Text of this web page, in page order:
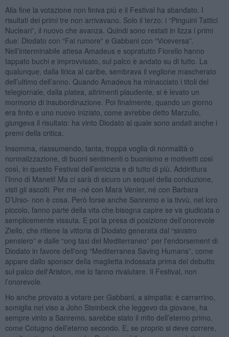
Alla fine la votazione non finiva più e il Festival ha sbandato. I
risultati dei primi tre non arrivavano. Solo il terzo: i “Pinguini Tattici
Nucleari”, il nuovo che avanza. Quindi sono restati in lizza i primi
due: Diodato con “Fai rumore” e Gabbani con “Viceversa”.
Nell’interminabile attesa Amadeus e sopratutto Fiorello hanno
tappato buchi e improvvisato, sul palco è andato su di tutto. La
qualunque, dalla lirica al caribe, sembrava il veglione mascherato
dell’ultimo dell’anno. Quando Amadeus ha minacciato i titoli del
telegiornale, dalla platea, altrimenti plaudente, si è levato un
mormorio di insubordinazione. Poi finalmente, quando un giorno
era finito e uno nuovo iniziato, come avrebbe detto Marzullo,
giungeva il risultato: ha vinto Diodato al quale sono andati anche i
premi della critica.
Insomma, riassumendo, tanta, troppa voglia di normalità o
normalizzazione, di buoni sentimenti o buonismo e motivetti così
così, in questo Festival dell’amicizia e di tutto di più. Addirittura
l’Inno di Maneli! Ma ci sarà di sicuro un sequel della conduzione,
visti gli ascolti. Per me -né con Mara Venier, né con Barbara
D’Urso- non è cosa. Però forse anche Sanremo e la tivvù, nel loro
piccolo, fanno parte della vita che bisogna capire se va giudicata o
semplicemente vissuta. E poi la presa di posizione dell’onorevole
Ziello, che ritiene la vittoria di Diodato generata dal “sinistro
pensiero” e dalle “ong taxi del Mediterraneo” per l'endorsement di
Diodato in favore dell'ong “Mediterranea Saving Humans”, come
appare dallo sponsor della maglietta indossata prima del debutto
sul palco dell'Ariston, me lo fanno rivalutare. Il Festival, non
l’onorevole.
Ho anche provato a votare per Gabbani, a simpatia: è carrarrino,
somiglia nel viso a John Steinbeck che leggevo da giovane, ha
sempre vinto a Sanremo, sarebbe stato il mito dell’eterno primo,
come Cotugno dell’eterno secondo. E, se proprio si deve correre,